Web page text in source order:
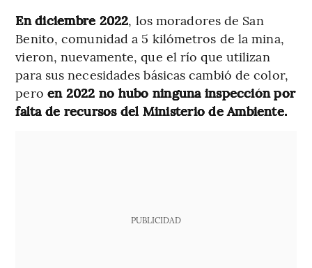
En diciembre 2022, los moradores de San
Benito, comunidad a 5 kilómetros de la mina,
vieron, nuevamente, que el río que utilizan
para sus necesidades básicas cambió de color,
pero en 2022 no hubo ninguna inspección por
falta de recursos del Ministerio de Ambiente.
PUBLICIDAD